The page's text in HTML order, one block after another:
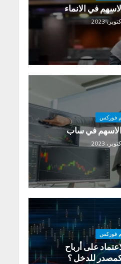
في الانماء
فوركس
الاسهم في ساب
فوركس
على أرباح
للدخل ؟